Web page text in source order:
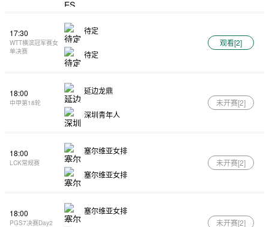
17:30
WTT横滨冠军赛女
单决赛
待定
待定
观看[2]
18:00
中甲第18轮
延边龙鼎
深圳青年人
未开赛[2]
18:00
LCK常规赛
塞尔维亚女排
塞尔维亚女排
未开赛[2]
18:00
PGS7决赛Day2
塞尔维亚女排
未开赛[2]